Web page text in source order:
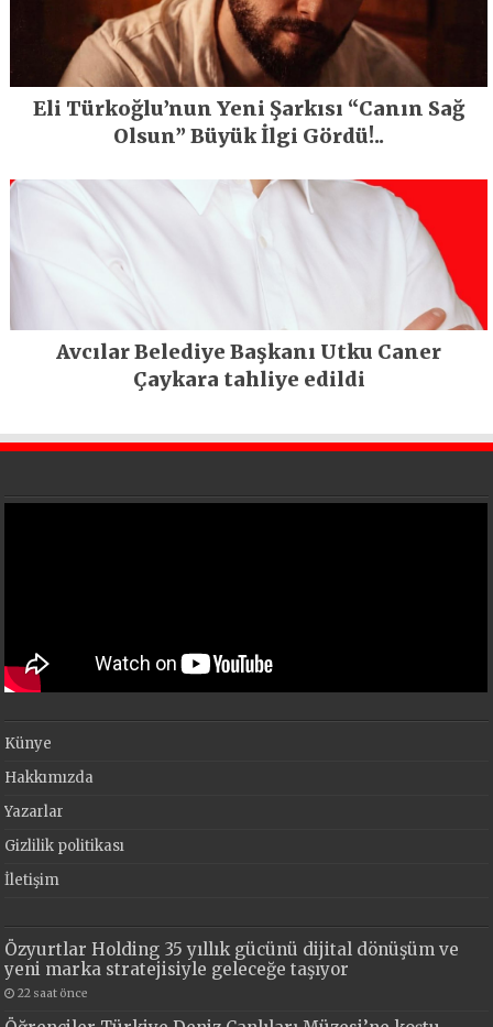
Eli Türkoğlu’nun Yeni Şarkısı “Canın Sağ
Olsun” Büyük İlgi Gördü!..
Avcılar Belediye Başkanı Utku Caner
Çaykara tahliye edildi
Künye
Hakkımızda
Yazarlar
Gizlilik politikası
İletişim
Özyurtlar Holding 35 yıllık gücünü dijital dönüşüm ve
yeni marka stratejisiyle geleceğe taşıyor
22 saat önce